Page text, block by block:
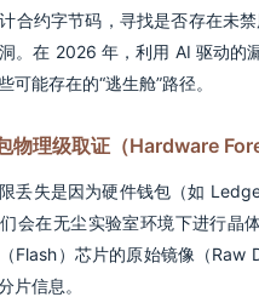
合约字节码，寻找是否存在未
。在 2026 年，利用 AI 驱动的
可能存在的“逃生舱”路径。
物理级取证（Hardware
丢失是因为硬件钱包（如
会在无尘实验室环境下进行晶
Flash）芯片的原始镜像（Raw
片信息。